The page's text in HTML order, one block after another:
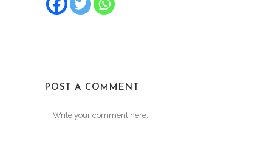
POST A COMMENT